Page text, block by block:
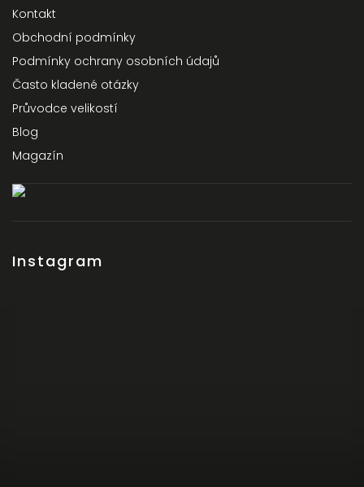
Kontakt
Obchodní podmínky
Podmínky ochrany osobních údajů
Často kladené otázky
Průvodce velikostí
Blog
Magazín
Instagram